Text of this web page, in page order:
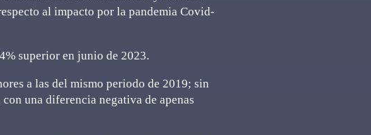
al impacto por la pandemia Covid-
superior en junio de 2023.
a las del mismo periodo de 2019; sin
una diferencia negativa de apenas